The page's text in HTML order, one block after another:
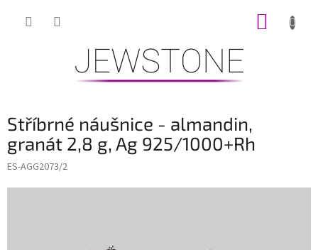
Stříbrné náušnice - almandin,
granát 2,8 g, Ag 925/1000+Rh
ES-AGG2073/2